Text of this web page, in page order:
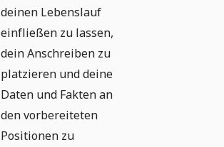
deinen Lebenslauf
einfließen zu lassen,
dein Anschreiben zu
platzieren und deine
Daten und Fakten an
den vorbereiteten
Positionen zu